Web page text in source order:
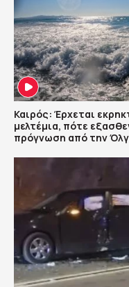
Καιρός: Έρχεται
μελτέμια, πότε
πρόγνωση από την